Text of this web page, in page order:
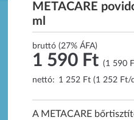
METACARE
ml
bruttó (27% ÁFA)
1 590 Ft (1 590
nettó: 1 252 Ft (1 252 Ft/
A METACARE